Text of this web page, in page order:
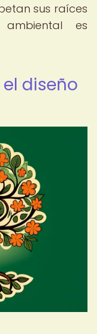
sus raíces
es
diseño